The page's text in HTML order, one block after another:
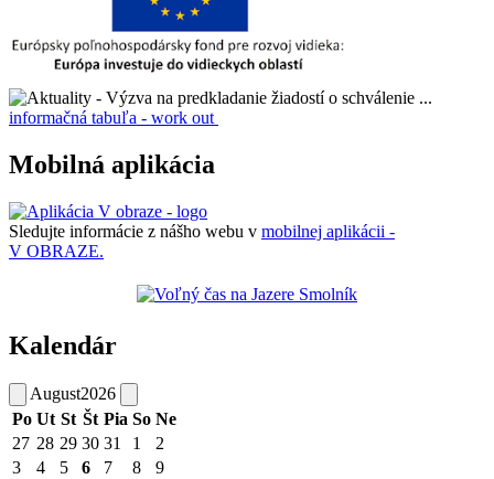
informačná tabuľa - work out
Mobilná aplikácia
Sledujte informácie z nášho webu v mobilnej aplikácii -
V OBRAZE.
Kalendár
August2026
Po Ut St Št Pia So Ne
27 28 29 30 31 1
2
3
4 5 6 7 8
9